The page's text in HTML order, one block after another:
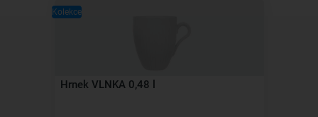
Kolekce
Hrnek VLNKA 0,48 l